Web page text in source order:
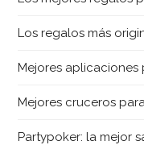
Los regalos más
Mejores
Mejores cruceros
Partypoker: la mejor